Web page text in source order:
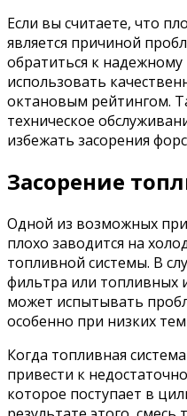
Если вы считаете, что
является причиной
обратиться к
использовать
октановым рейтингом.
техническое
избежать засорения
Засорение
Одной из возможных
плохо заводится на
топливной системы. В
фильтра или топливных
может испытывать
особенно при низких
Когда топливная
привести к
которое поступает в